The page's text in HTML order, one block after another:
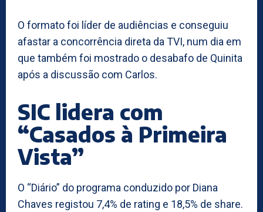
O formato foi líder de audiências e conseguiu
afastar a concorrência direta da TVI, num dia em
que também foi mostrado o desabafo de Quinita
após a discussão com Carlos.
SIC lidera com
“Casados à Primeira
Vista”
O “Diário” do programa conduzido por Diana
Chaves registou 7,4% de rating e 18,5% de share.